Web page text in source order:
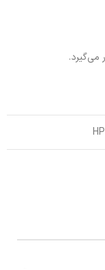
می‌گیرد.